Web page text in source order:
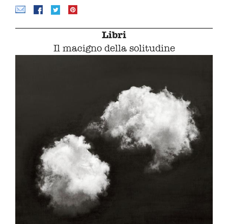
Libri
Il macigno della solitudine